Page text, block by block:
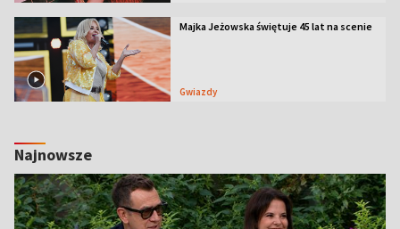
Majka Jeżowska świętuje 45 lat na scenie
Gwiazdy
Najnowsze